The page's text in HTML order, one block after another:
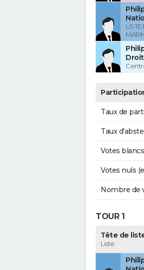
Taux de
Taux
Votes
Votes nuls
Nombre de
TOUR 1
Tête de
Liste